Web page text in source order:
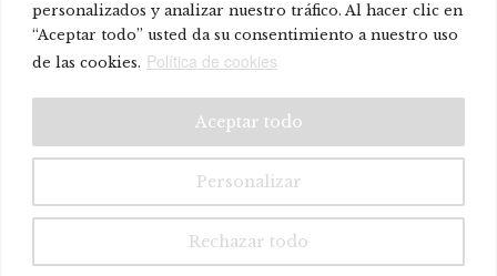
personalizados y analizar nuestro tráfico. Al hacer clic en
“Aceptar todo” usted da su consentimiento a nuestro uso
de las cookies. Política de cookies
Personalizar
Rechazar todo
Aceptar todo